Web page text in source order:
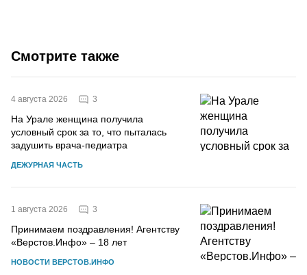
Смотрите также
4 августа 2026 3
На Урале женщина получила
условный срок за то, что пыталась
задушить врача-педиатра
ДЕЖУРНАЯ ЧАСТЬ
1 августа 2026 3
Принимаем поздравления! Агентству
«Верстов.Инфо» – 18 лет
НОВОСТИ ВЕРСТОВ.ИНФО